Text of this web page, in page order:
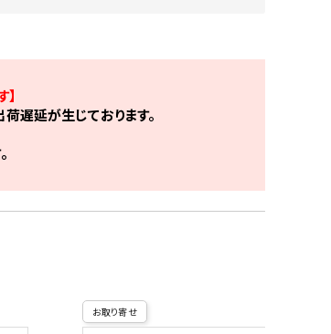
遅延が生じております。
お取り寄せ